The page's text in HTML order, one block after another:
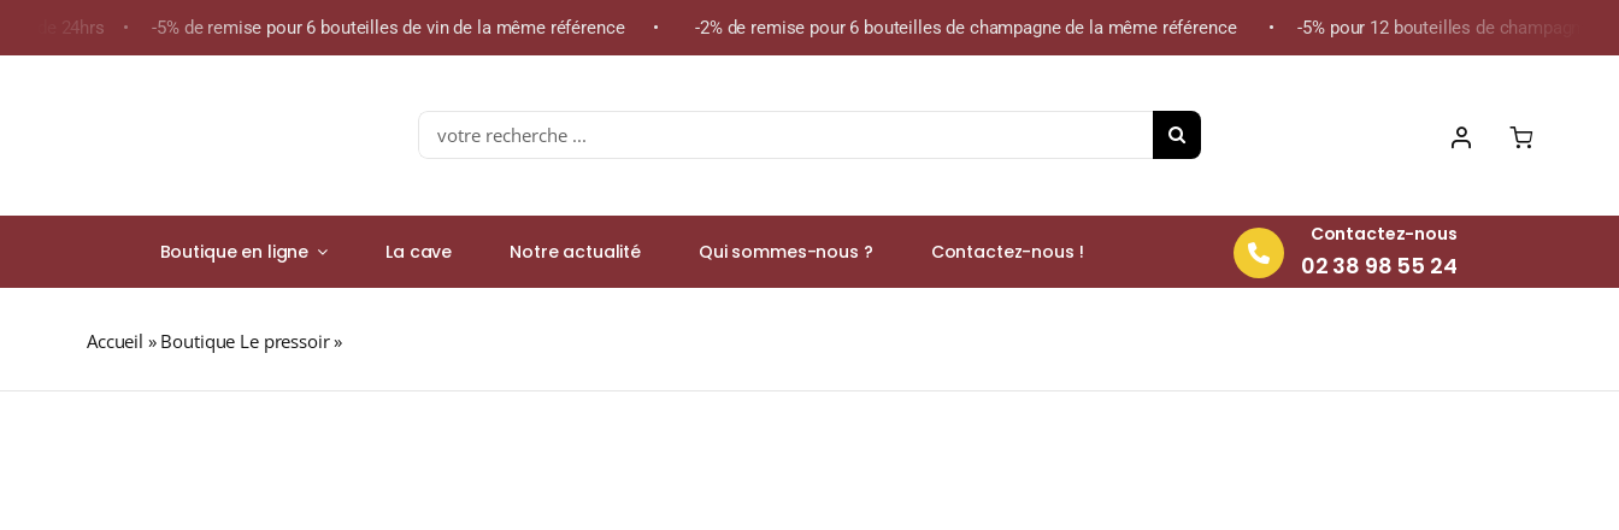
24hrs • -5% de remise pour 6 bouteilles de vin de la même référence • -2% de remise pour 6 bouteilles de champagne de la même référence • -5% pour 12 bouteilles de champagne de la
Search
for:
Boutique en ligne La cave Notre actualité Qui sommes-nous ? Contactez-nous !
Contactez-nous
02 38 98 55 24
Accueil » Boutique Le pressoir»